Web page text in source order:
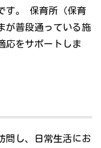
す。 保育所（保育
が普段通っている施
応をサポートしま
問し、日常生活にお